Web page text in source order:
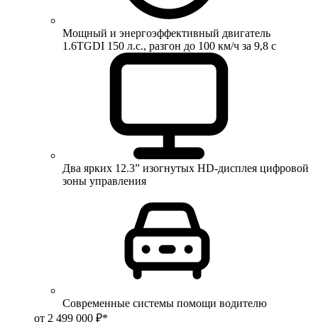
Мощный и энергоэффективный двигатель
1.6TGDI 150 л.с., разгон до 100 км/ч за 9,8 с
Два ярких 12.3” изогнутых HD-дисплея цифровой
зоны управления
Современные системы помощи водителю
от 2 499 000 ₽*